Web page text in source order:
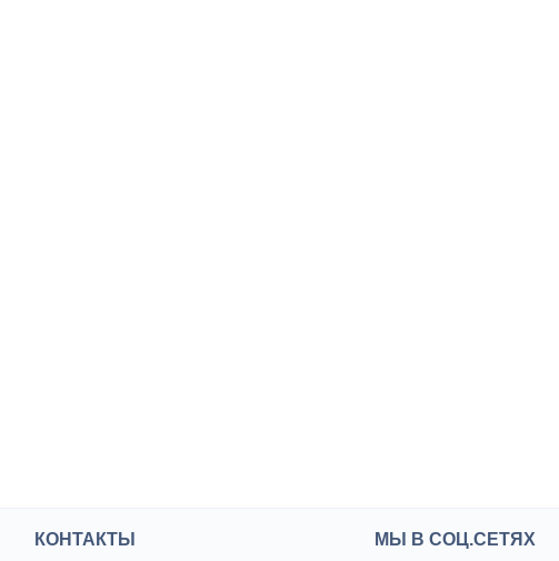
КОНТАКТЫ МЫ В СОЦ.СЕТЯХ